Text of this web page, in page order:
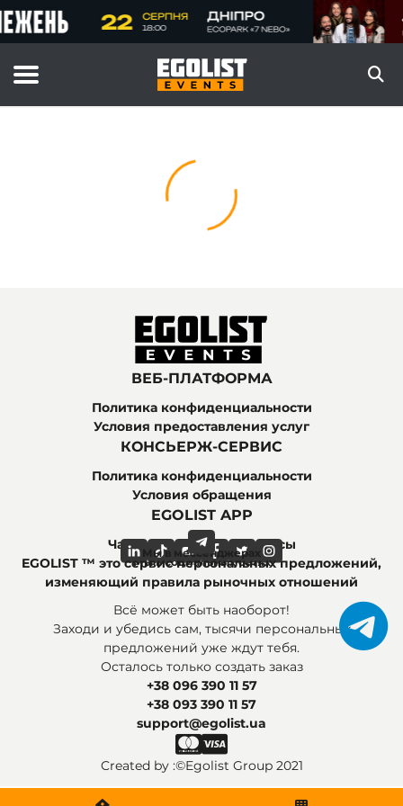
ВЕБ-ПЛАТФОРМА
Политика конфиденциальности
Условия предоставления услуг
КОНСЬЕРЖ-СЕРВИС
Политика конфиденциальности
Условия обращения
EGOLIST APP
Часто задаваемые вопросы
Мы в социальных сетях
Мы в мессенджерах
EGOLIST ™ это сервис персональных предложений,
изменяющий правила рыночных отношений
Всё может быть наоборот!
Заходи и убедись сам, тысячи персональных
предложений уже ждут тебя.
Осталось только создать заказ
+38 096 390 11 57
+38 093 390 11 57
support@egolist.ua
Created by :©Egolist Group 2021